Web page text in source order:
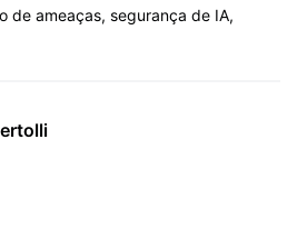
de ameaças, segurança de IA,